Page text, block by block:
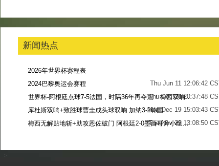
新闻热点
2026年世界杯赛程表
Thu Jun 11 12:06:42
2024巴黎奥运会赛程
Thu Dec 28 20:37:48
世界杯-阿根廷点球7-5法国，时隔36年再夺冠！梅西双响姆巴佩戴帽
Mon Dec 19 15:03:43
库杜斯双响+致胜球曹圭成头球双响 加纳3-2韩国
Tue Nov 29 13:08:50
梅西无解贴地斩+助攻恩佐破门 阿根廷2-0墨西哥升小组第二